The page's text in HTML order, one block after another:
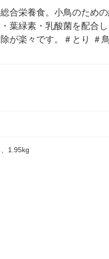
合栄養食。小鳥のため
葉緑素・乳酸菌を配合
が楽々です。＃とり ＃
1.95kg